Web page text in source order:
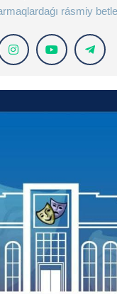
rásmiy